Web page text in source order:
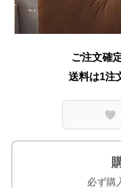
ご注文確
送料は1注
必ず購